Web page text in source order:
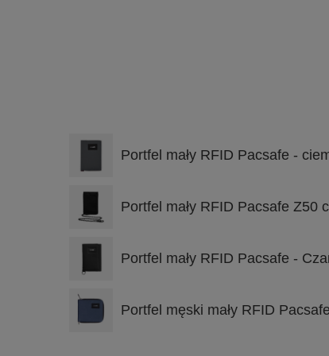
Portfel mały RFID Pacsafe -
Portfel mały RFID Pacsafe Z50
Portfel mały RFID Pacsafe -
Portfel męski mały RFID